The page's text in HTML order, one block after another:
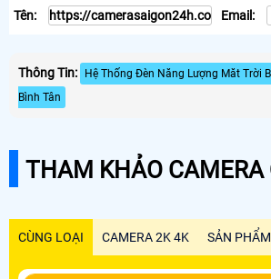
Tên: Email:
Thông Tin: Hệ Thống Đèn Năng Lượng Măt Trời
Bình Tân
THAM KHẢO CAMERA
CÙNG LOẠI CAMERA 2K 4K SẢN